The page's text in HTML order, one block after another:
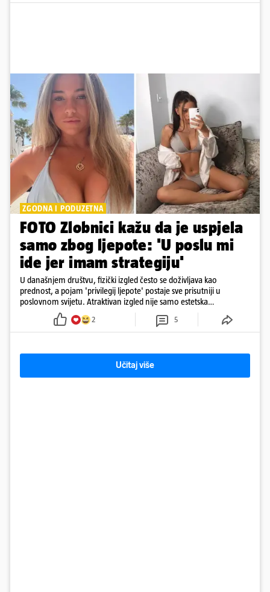
ZGODNA I PODUZETNA
FOTO Zlobnici kažu da je uspjela
samo zbog ljepote: 'U poslu mi
ide jer imam strategiju'
U današnjem društvu, fizički izgled često se doživljava kao
prednost, a pojam 'privilegij ljepote' postaje sve prisutniji u
poslovnom svijetu. Atraktivan izgled nije samo estetska
karakteristika
2 5
Učitaj više